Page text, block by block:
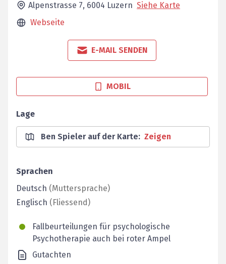
Alpenstrasse 7, 6004 Luzern Siehe Karte
Webseite
E-MAIL SENDEN
MOBIL
Lage
Ben Spieler auf der Karte: Zeigen
Sprachen
Deutsch (Muttersprache)
Englisch (Fliessend)
Fallbeurteilungen für psychologische
Psychotherapie auch bei roter Ampel
Gutachten